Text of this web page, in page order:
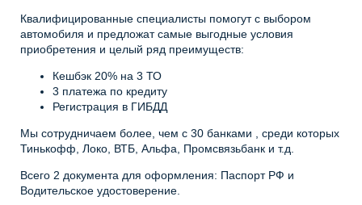
Квалифицированные специалисты помогут с выбором
автомобиля и предложат самые выгодные условия
приобретения и целый ряд преимуществ:
Кешбэк 20% на 3 ТО
3 платежа по кредиту
Регистрация в ГИБДД
Мы сотрудничаем более, чем с 30 банками , среди которых
Тинькофф, Локо, ВТБ, Альфа, Промсвязьбанк и т.д.
Всего 2 документа для оформления: Паспорт РФ и
Водительское удостоверение.